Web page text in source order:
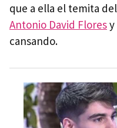
que a ella el temita
Antonio David Floresy
cansando.